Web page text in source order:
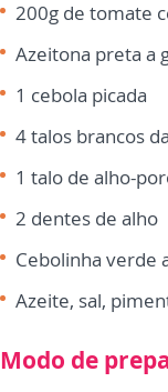
200g de tomate
Azeitona preta a
1 cebola picada
4 talos brancos
1 talo de alho-
2 dentes de alho
Cebolinha verde
Azeite, sal,
Modo de